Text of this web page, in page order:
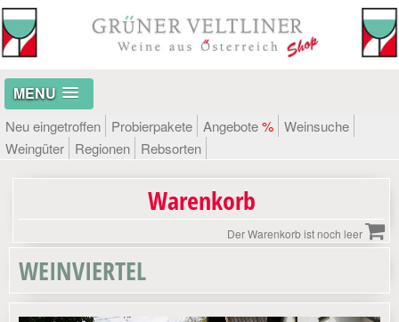
MENU
Neu eingetroffen Probierpakete Angebote% Weinsuche
Weingüter
Regionen Rebsorten
Warenkorb
Der Warenkorb ist noch leer
WEINVIERTEL